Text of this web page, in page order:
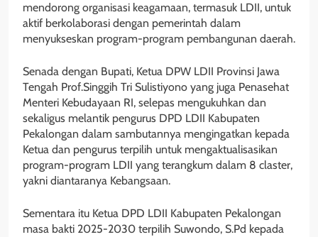
mendorong organisasi keagamaan, termasuk LDII, untuk
aktif berkolaborasi dengan pemerintah dalam
menyukseskan program-program pembangunan daerah.
Senada dengan Bupati, Ketua DPW LDII Provinsi Jawa
Tengah Prof.Singgih Tri Sulistiyono yang juga Penasehat
Menteri Kebudayaan RI, selepas mengukuhkan dan
sekaligus melantik pengurus DPD LDII Kabupaten
Pekalongan dalam sambutannya mengingatkan kepada
Ketua dan pengurus terpilih untuk mengaktualisasikan
program-program LDII yang terangkum dalam 8 claster,
yakni diantaranya Kebangsaan.
Sementara itu Ketua DPD LDII Kabupaten Pekalongan
masa bakti 2025-2030 terpilih Suwondo, S.Pd kepada